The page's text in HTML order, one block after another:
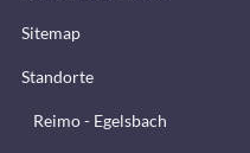
Sitemap
Standorte
Reimo - Egelsbach